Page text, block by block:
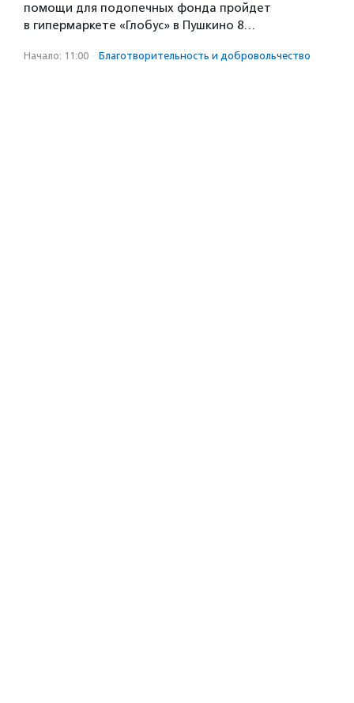
помощи для подопечных фонда пройдет
в гипермаркете «Глобус» в Пушкино 8…
Начало: 11:00 · Благотвори­тель­ность и доброволь­чест­во